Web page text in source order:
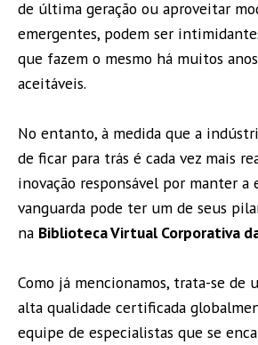
de última geração ou aproveitar
emergentes, podem ser
que fazem o mesmo há muitos
aceitáveis.
No entanto, à medida que a
de ficar para trás é cada vez mais
inovação responsável por manter a
vanguarda pode ter um de seus
na Biblioteca Virtual Corporativa
Como já mencionamos, trata-se de
alta qualidade certificada
equipe de especialistas que se